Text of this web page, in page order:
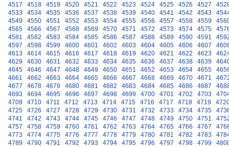
4517 4518 4519 4520 4521 4522 4523 4524 4525 4526 4527
4533
4534 4535 4536 4537 4538 4539 4540 4541 4542 4543
4549
4550 4551 4552 4553 4554 4555 4556 4557 4558 4559
4565
4566 4567 4568 4569 4570 4571 4572 4573 4574 4575
4581
4582 4583 4584 4585 4586 4587 4588 4589 4590 4591
4597
4598 4599 4600 4601 4602 4603 4604 4605 4606 4607
4613
4614 4615 4616 4617 4618 4619 4620 4621 4622 4623
4629
4630 4631 4632 4633 4634 4635 4636 4637 4638 4639
4645
4646 4647 4648 4649 4650 4651 4652 4653 4654 4655
4661
4662 4663 4664 4665 4666 4667 4668 4669 4670 4671
4677
4678 4679 4680 4681 4682 4683 4684 4685 4686 4687
4693
4694 4695 4696 4697 4698 4699 4700 4701 4702 4703
4709
4710 4711 4712 4713 4714 4715 4716 4717 4718 4719
4725
4726 4727 4728 4729 4730 4731 4732 4733 4734 4735
4741
4742 4743 4744 4745 4746 4747 4748 4749 4750 4751
4757
4758 4759 4760 4761 4762 4763 4764 4765 4766 4767
4773
4774 4775 4776 4777 4778 4779 4780 4781 4782 4783
4789
4790 4791 4792 4793 4794 4795 4796 4797 4798 4799